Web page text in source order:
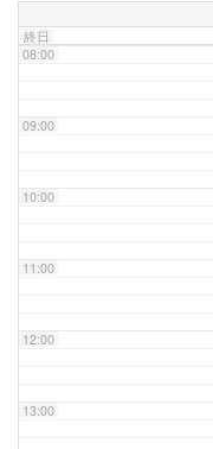
終日
08:00
09:00
10:00
11:00
12:00
13:00